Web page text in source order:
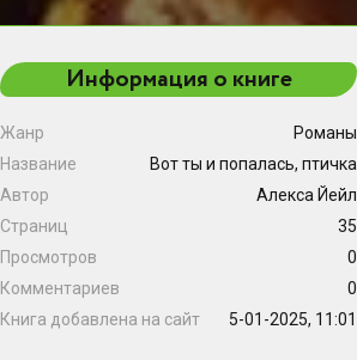
Информация о книге
Жанр
Романы
Название
Вот ты и попалась, птичка
Автор
Алекса Йейл
Страниц
35
Просмотров
0
Комментариев
0
Книга добавлена на сайт
5-01-2025, 11:01